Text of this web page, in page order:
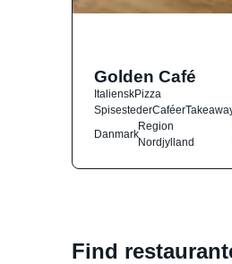
Golden Café
ItalienskPizza
SpisestederCaféer
Danmark
Region
Nordjylland
Find